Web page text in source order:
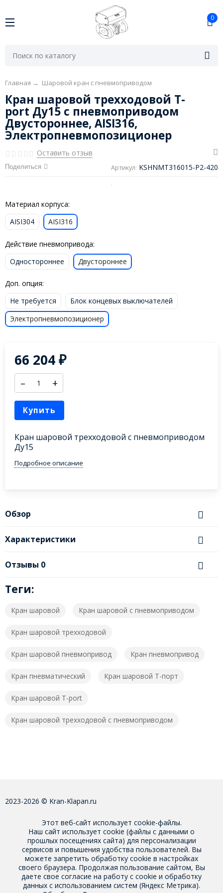
0
Главная → Шаровой кран с пневмоприводом
Кран шаровой трехходовой T-
port Ду15 с пневмоприводом
Двустороннее, AISI316,
Электропневмопозиционер
Оставить отзыв
Поделиться Артикул: KSHNMT316015-P2-420
Материал корпуса:
AISI304
AISI316
Действие пневмопривода:
Одностороннее
Двустороннее
Доп. опция:
Не требуется
Блок концевых выключателей
Электропневмопозиционер
66 204₽
– +
Купить
Кран шаровой трехходовой с пневмоприводом
Ду15
Подробное описание
Обзор
Характеристики
Отзывы 0
Теги:
Кран шаровой Кран шаровой с пневмоприводом
Кран шаровой трехходовой
Кран шаровой пневмопривод Кран пневмопривод
Кран пневматический Кран шаровой T-порт
Кран шаровой T-port
Кран шаровой трехходовой с пневмоприводом
2023-2026 © Kran-Klapan.ru
Этот веб-сайт использует cookie-файлы.
Наш сайт использует cookie (файлы с данными о
прошлых посещениях сайта) для персонализации
сервисов и повышения удобства пользователей. Вы
можете запретить обработку cookie в настройках
своего браузера. Продолжая пользование сайтом, Вы
даете свое согласие на работу с cookie и обработку
данных с использованием систем (Яндекс Метрика).